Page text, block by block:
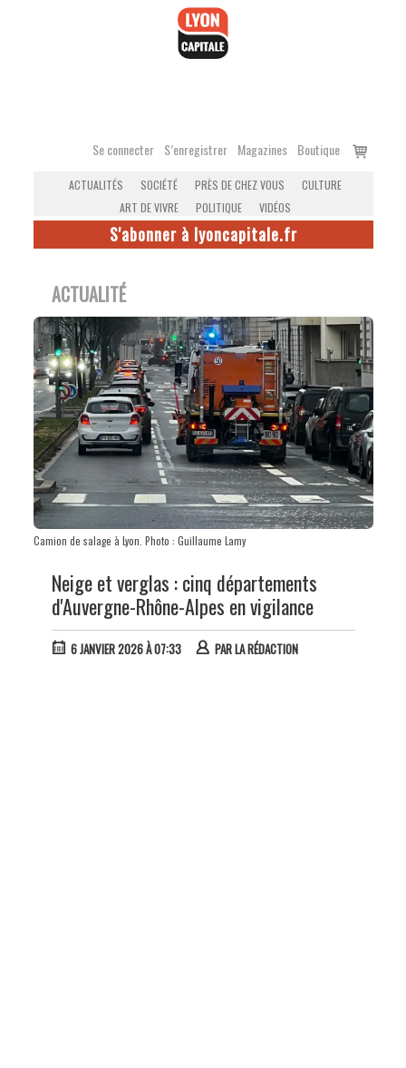
Se connecter S’enregistrer Magazines Boutique
Voir
ACTUALITÉS SOCIÉTÉ PRÈS DE CHEZ VOUS
CULTURE
ART DE VIVRE
POLITIQUE VIDÉOS
S'abonner à lyoncapitale.fr
ACTUALITÉ
Camion de salage à Lyon. Photo : Guillaume Lamy
Neige et verglas : cinq départements
d'Auvergne-Rhône-Alpes en vigilance
6 JANVIER 2026 À 07:33 PARLA RÉDACTION